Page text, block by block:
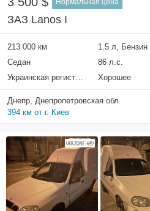
Нормальная цена
ЗАЗ Lanos I
213 000 км 1.5 л, Бензин
Седан
86 л.с.
Украинская регистрация
Хорошее
Днепр, Днепропетровская обл.
394 км от г. Киев